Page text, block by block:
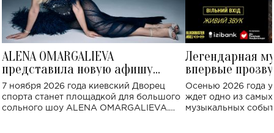
ALENA OMARGALIEVA
представила новую афишу
большого концерта во Дворце
спорта
7 ноября 2026 года киевский Дворец
спорта станет площадкой для большого
сольного шоу ALENA OMARGALIEVA.
Легендарная
впервые
Украине: где
Осенью 2026 года
ждет одно из
музыкальных